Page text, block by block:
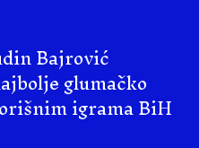
Bajrović
glumačko
igrama BiH